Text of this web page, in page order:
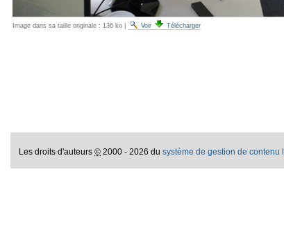
Image dans sa taille originale : 136 ko Voir Télécharger
Les droits d'auteurs© 2000 - 2026 dusystème de gestion de contenu